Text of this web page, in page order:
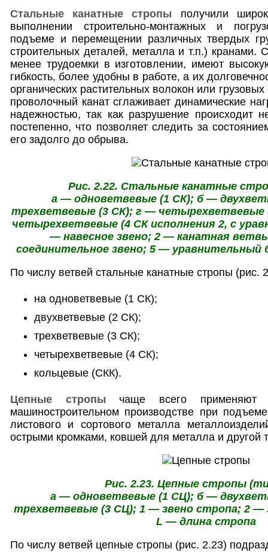
Стальные канатные стропы получили
выполнении строительно-монтажных и
подъеме и перемещении различных твердых
строительных деталей, металла и т.п.) кранами.
менее трудоемки в изготовлении, имеют
гибкость, более удобны в работе, а их
органических растительных волокон или
проволочный канат сглаживает динамические
надежностью, так как разрушение происходит
постепенно, что позволяет следить за
его задолго до обрыва.
Рис. 2.22. Стальные канатные
а — одноветвевые (1 СК); б —
трехветвевые (3 СК); г — четырехветвевые
четырехветвевые (4 СК исполнения 2, с
— навесное звено; 2 — канатная
соединительное звено; 5 — уравнительный
По числу ветвей стальные канатные стропы (рис.
на одноветвевые (1 СК);
двухветвевые (2 СК);
трехветвевые (3 СК);
четырехветвевые (4 СК);
кольцевые (СКК).
Цепные стропы чаще всего применяют
машиностроительном производстве при
листового и сортового металла
острыми кромками, ковшей для металла и другой
Рис. 2.23. Цепные стропы
а — одноветвевые (1 СЦ); б —
трехветвевые (3 СЦ); 1 — звено стропа; 2 —
L — длина стропа
По числу ветвей цепные стропы (рис. 2.23)